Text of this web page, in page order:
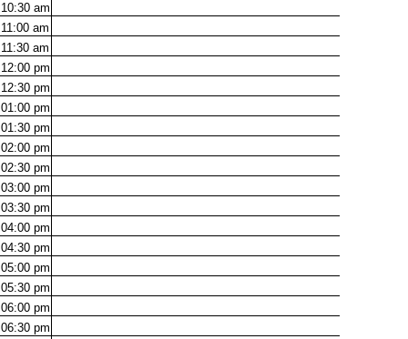
10:30 am
11:00 am
11:30 am
12:00 pm
12:30 pm
01:00 pm
01:30 pm
02:00 pm
02:30 pm
03:00 pm
03:30 pm
04:00 pm
04:30 pm
05:00 pm
05:30 pm
06:00 pm
06:30 pm